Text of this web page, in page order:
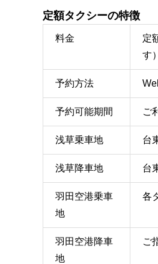
定額タクシーの特徴
料金
定
す）
予約方法
予約可能期間 ご
浅草乗車地 台
浅草降車地 台
羽田空港乗車
地
各
羽田空港降車
地
ご